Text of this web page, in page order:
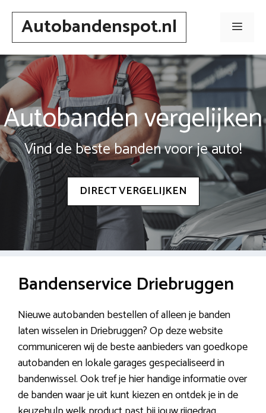
Spring
inhoudAutobandenspot.nl Menu
Autobanden vergelijken
Vind de beste banden voor je auto!
DIRECT VERGELIJKEN
Bandenservice Driebruggen
Nieuwe autobanden bestellen of alleen je banden
laten wisselen in Driebruggen? Op deze website
communiceren wij de beste aanbieders van goedkope
autobanden en lokale garages gespecialiseerd in
bandenwissel. Ook tref je hier handige informatie over
de banden waar je uit kunt kiezen en ontdek je in de